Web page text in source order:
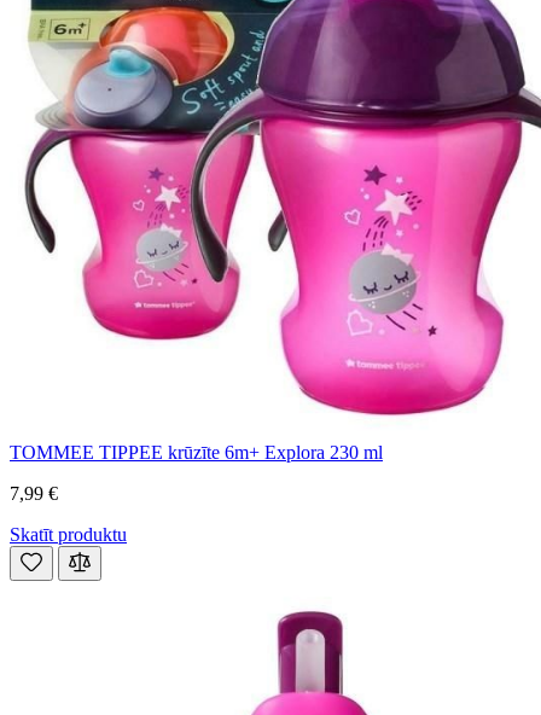
TOMMEE TIPPEE krūzīte 6m+ Explora 230 ml
7,99 €
Skatīt produktu